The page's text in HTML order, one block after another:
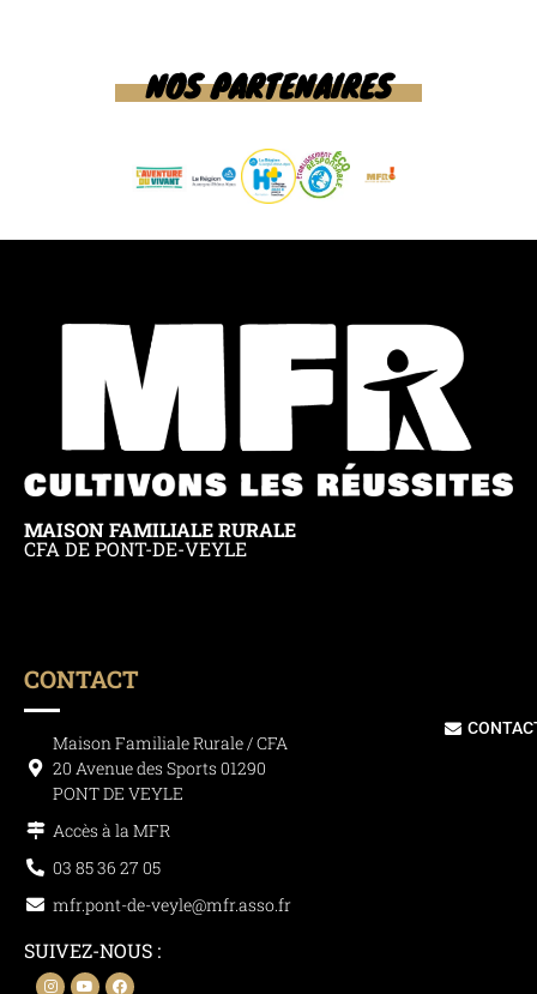
NOS PARTENAIRES
MAISON FAMILIALE RURALE
CFA DE PONT-DE-VEYLE
CONTACT
Maison Familiale Rurale / CFA
20 Avenue des Sports 01290
PONT DE VEYLE
Accès à la MFR
03 85 36 27 05
mfr.pont-de-veyle@mfr.asso.fr
SUIVEZ-NOUS :